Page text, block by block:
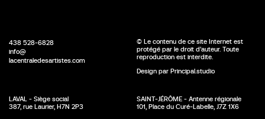
i
c
e
a
l
438 528-6828
info@
lacentraledesartistes.com
© Le contenu de ce site Internet est
protégé par le droit d’auteur. Toute
reproduction est interdite.
Design par Principal.studio
LAVAL - Siège social
387, rue Laurier, H7N 2P3
SAINT-JÉRÔME - Antenne régionale
101, Place du Curé-Labelle, J7Z 1X6